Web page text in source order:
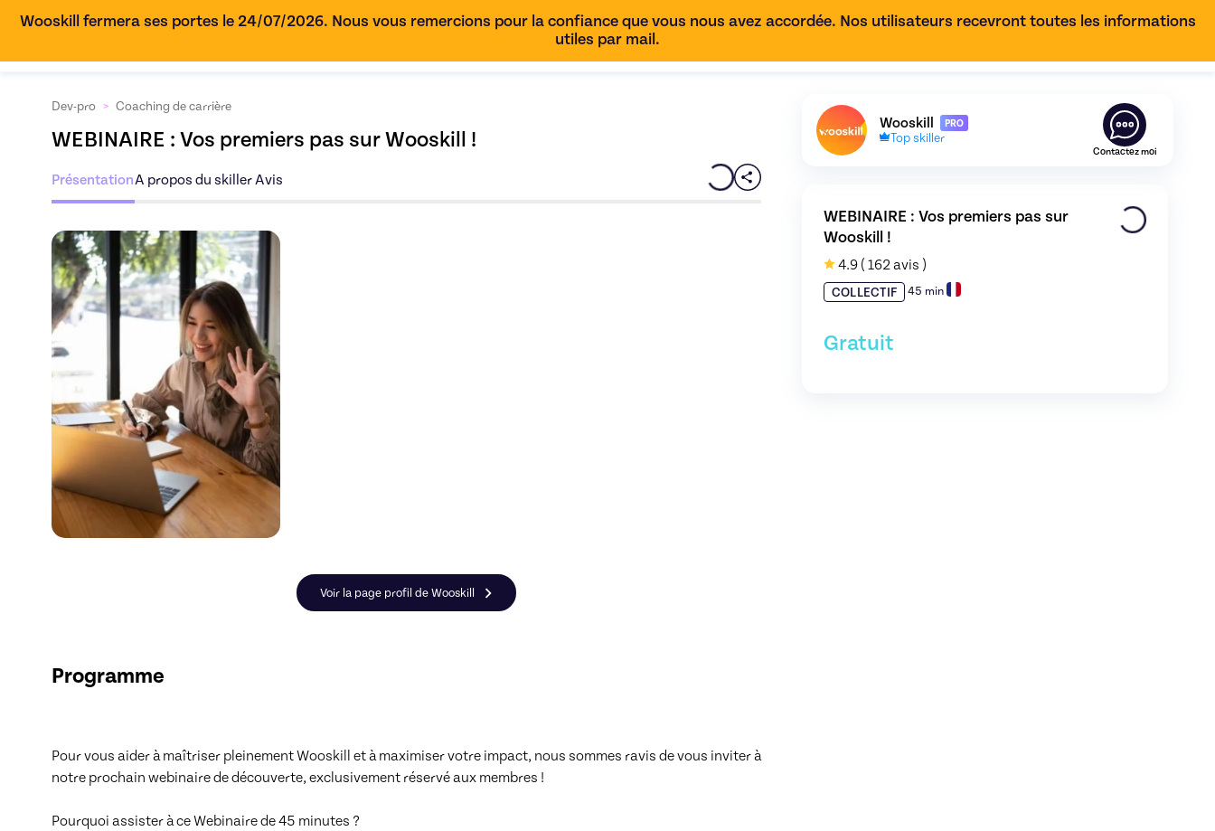
Wooskill fermera ses portes le 24/07/2026. Nous vous remercions pour la confiance que vous nous avez accordée. Nos utilisateurs recevront toutes les informations
utiles par mail.
Dev-pro > Coaching de carrière
WEBINAIRE : Vos premiers pas sur Wooskill !
PrésentationA propos du skillerAvis
Découvrez l'offre
Voir la page profil de Wooskill
Programme
Pour vous aider à maîtriser pleinement Wooskill et à maximiser votre impact, nous sommes ravis de vous inviter à
notre prochain webinaire de découverte, exclusivement réservé aux membres !
Pourquoi assister à ce Webinaire de 45 minutes ?
Découvrez le profil de Skiller enCoaching de
Wooskill PRO
Top skiller
Contactez moi
WEBINAIRE : Vos premiers pas sur
Wooskill !
4.9 ( 162 avis )
COLLECTIF 45 min
Gratuit